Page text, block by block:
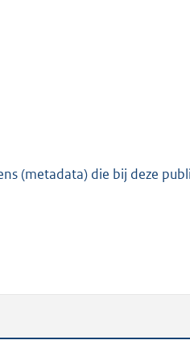
K
(metadata) die bij deze